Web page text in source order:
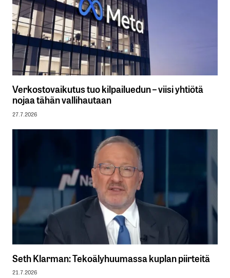
Verkostovaikutus tuo kilpailuedun – viisi yhtiötä
nojaa tähän vallihautaan
27.7.2026
Seth Klarman: Tekoälyhuumassa kuplan piirteitä
21.7.2026